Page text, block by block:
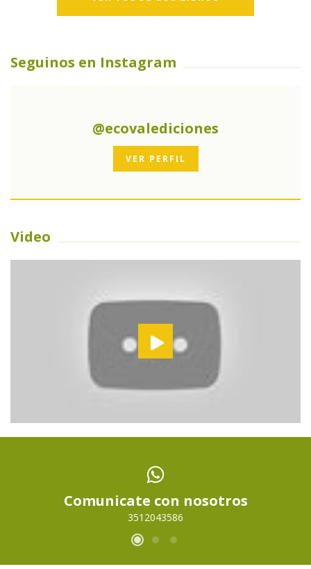
Seguinos en Instagram
@ecovalediciones
VER PERFIL
Video
Comunicate con nosotros
3512043586